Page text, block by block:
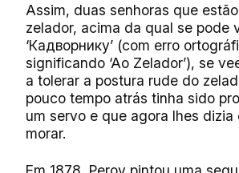
Assim, duas senhoras que
zelador, acima da qual se pode
‘Кадворнику’ (com erro
significando ‘Ao Zelador’), se
a tolerar a postura rude do
pouco tempo atrás tinha sido
um servo e que agora lhes dizia
morar.